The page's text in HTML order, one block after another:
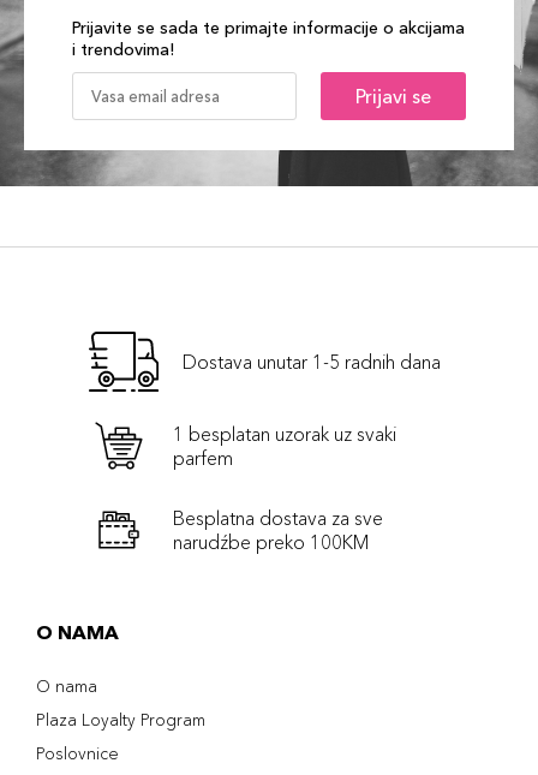
Prijavite se sada te primajte informacije o akcijama
i trendovima!
Prijavi se
Dostava unutar 1-5 radnih dana
1 besplatan uzorak uz svaki
parfem
Besplatna dostava za sve
narudźbe preko 100KM
O NAMA
O nama
Plaza Loyalty Program
Poslovnice